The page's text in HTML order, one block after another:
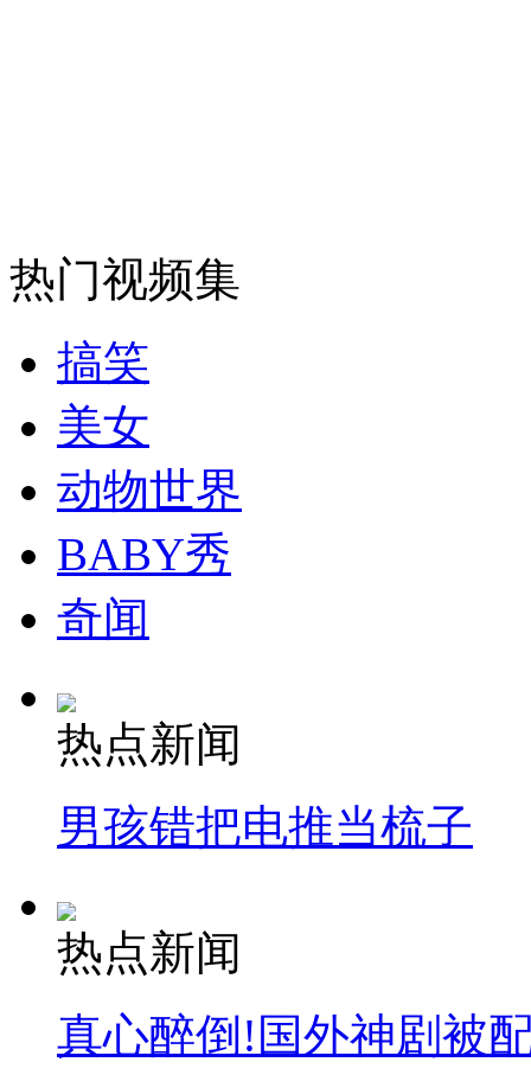
司机酒驾遇交警 急速倒车逃窜
热门视频集
搞笑
美女
动物世界
BABY秀
奇闻
热点新闻
男孩错把电推当梳子
热点新闻
真心醉倒!国外神剧被